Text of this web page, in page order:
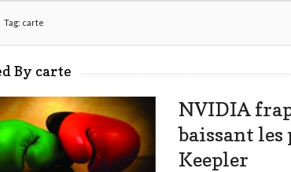
Tag: carte
By carte
NVIDIA
baissant
Keepler